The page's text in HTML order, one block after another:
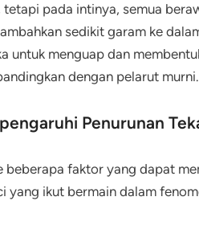
pada intinya, semua
sedikit garam ke
untuk menguap dan
dengan pelarut murni.
Penurunan
beberapa faktor yang dapat
yang ikut bermain dalam